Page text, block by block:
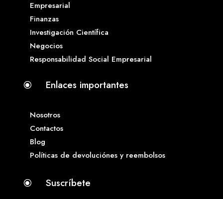
Empresarial
Finanzas
Investigación Científica
Negocios
Responsabilidad Social Empresarial
\ Enlaces importantes
Nosotros
Contactos
Blog
Políticas de devoluciónes y reembolsos
\ Suscríbete